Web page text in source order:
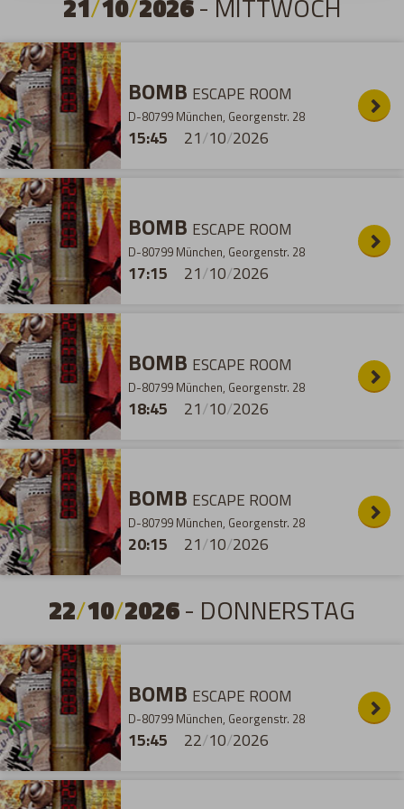
21/10/2026
15:45
BOMB ESCAPE ROOM
D-80799 München, Georgenstr. 28
21/10/2026
17:15
BOMB ESCAPE ROOM
D-80799 München, Georgenstr. 28
21/10/2026
18:45
BOMB ESCAPE ROOM
D-80799 München, Georgenstr. 28
21/10/2026
20:15
BOMB ESCAPE ROOM
D-80799 München, Georgenstr. 28
22/10/2026- DONNERSTAG
22/10/2026
15:45
BOMB ESCAPE ROOM
D-80799 München, Georgenstr. 28